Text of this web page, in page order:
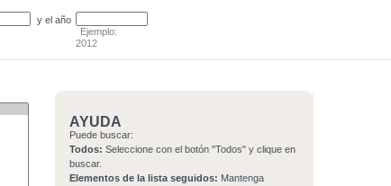
y el año
Ejemplo:
2012
AYUDA
Puede buscar:
Todos: Seleccione con el botón "Todos" y clique en
buscar.
Elementos de la lista seguidos: Mantenga